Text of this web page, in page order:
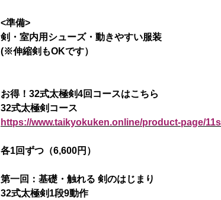
<準備>
剣・室内用シューズ・動きやすい服装
(※伸縮剣もOKです）
お得！32式太極剣4回コースはこちら
32式太極剣コース
https://www.taikyokuken.online/product-page/
各1回ずつ（6,600円）
第一回：基礎・触れる 剣のはじまり
32式太極剣1段9動作